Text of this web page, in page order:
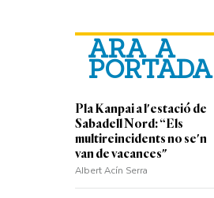
ARA A
PORTADA
Pla Kanpai a l'estació de
Sabadell Nord: “Els
multireincidents no se'n
van de vacances"
Albert Acín Serra